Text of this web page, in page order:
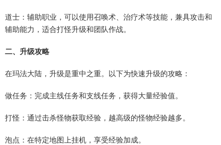
道士：辅助职业，可以使用召唤术、治疗术等技能，兼具攻击和
辅助能力，适合打怪升级和团队作战。
二、升级攻略
在玛法大陆，升级是重中之重。以下为快速升级的攻略：
做任务：完成主线任务和支线任务，获得大量经验值。
打怪：通过击杀怪物获取经验，越高级的怪物经验越多。
泡点：在特定地图上挂机，享受经验加成。